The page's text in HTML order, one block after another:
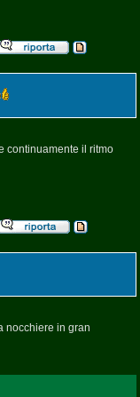
continuamente il ritmo
nocchiere in gran